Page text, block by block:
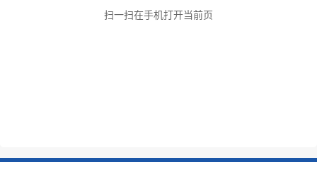
扫一扫在手机打开当前页